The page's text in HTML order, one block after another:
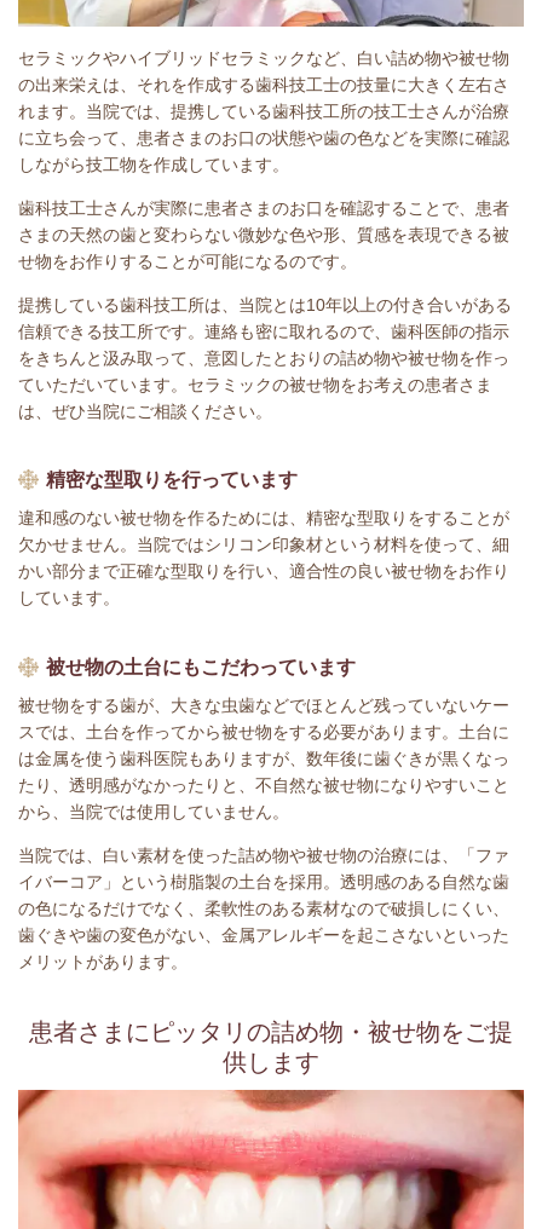
セラミックやハイブリッドセラミックなど、白い詰め物や被せ物
の出来栄えは、それを作成する歯科技工士の技量に大きく左右さ
れます。当院では、提携している歯科技工所の技工士さんが治療
に立ち会って、患者さまのお口の状態や歯の色などを実際に確認
しながら技工物を作成しています。
歯科技工士さんが実際に患者さまのお口を確認することで、患者
さまの天然の歯と変わらない微妙な色や形、質感を表現できる被
せ物をお作りすることが可能になるのです。
提携している歯科技工所は、当院とは10年以上の付き合いがある
信頼できる技工所です。連絡も密に取れるので、歯科医師の指示
をきちんと汲み取って、意図したとおりの詰め物や被せ物を作っ
ていただいています。 セラミックの被せ物をお考えの患者さま
は、ぜひ当院にご相談ください。
精密な型取りを行っています
違和感のない被せ物を作るためには、精密な型取りをすることが
欠かせません。当院ではシリコン印象材という材料を使って、細
かい部分まで正確な型取りを行い、適合性の良い被せ物をお作り
しています。
被せ物の土台にもこだわっています
被せ物をする歯が、大きな虫歯などでほとんど残っていないケー
スでは、土台を作ってから被せ物をする必要があります。土台に
は金属を使う歯科医院もありますが、数年後に歯ぐきが黒くなっ
たり、透明感がなかったりと、不自然な被せ物になりやすいこと
から、当院では使用していません。
当院では、白い素材を使った詰め物や被せ物の治療には、「ファ
イバーコア」という樹脂製の土台を採用。透明感のある自然な歯
の色になるだけでなく、柔軟性のある素材なので破損しにくい、
歯ぐきや歯の変色がない、金属アレルギーを起こさないといった
メリットがあります。
患者さまにピッタリの詰め物・被せ物をご提
供します